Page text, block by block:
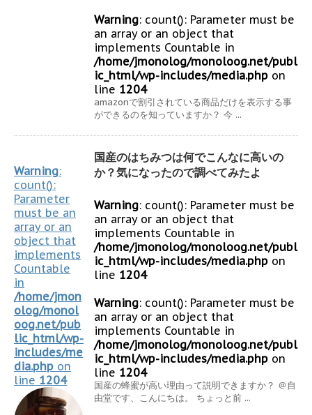
Warning: count(): Parameter must be
an array or an object that
implements Countable in
/home/jmonolog/monoloog.net/publ
ic_html/wp-includes/media.php on
line 1204
amazonで割引されている商品だけを表示する事
ができるのを知っていますか？ 今 ...
Warning:
count():
Parameter
must be an
array or an
object that
implements
Countable
in
/home/jmon
olog/monol
oog.net/pub
lic_html/wp-
includes/me
dia.php on
line 1204
国産のはちみつは何でこんなに高いの
か？気になったので調べてみたよ
Warning: count(): Parameter must be
an array or an object that
implements Countable in
/home/jmonolog/monoloog.net/publ
ic_html/wp-includes/media.php on
line 1204
Warning: count(): Parameter must be
an array or an object that
implements Countable in
/home/jmonolog/monoloog.net/publ
ic_html/wp-includes/media.php on
line 1204
国産の蜂蜜が高い理由って説明できますか？ ＠自
由堂です、こんにちは。 ちょっと前 ...